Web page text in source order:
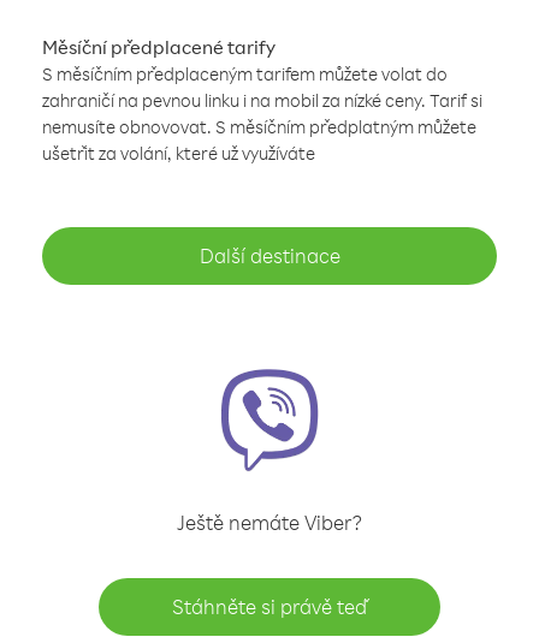
Měsíční předplacené tarify
S měsíčním předplaceným tarifem můžete volat do
zahraničí na pevnou linku i na mobil za nízké ceny. Tarif si
nemusíte obnovovat. S měsíčním předplatným můžete
ušetřit za volání, které už využíváte
Další destinace
Ještě nemáte Viber?
Stáhněte si právě teď